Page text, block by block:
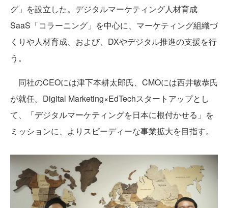
グ」を設立した。デジタルマーケティング人材育成
SaaS「コラーニング」を中心に、マーケティング組織づ
くりや人材育成、および、DXやデジタル推進の支援を行
う。
同社のCEOには津下本耕太郎氏、CMOには西井敏恭氏
が就任。Digital Marketing×EdTechスタートアップとし
て、「デジタルマーケティングを日本に根付かせる」を
ミッションに、よりスピーディーな事業拡大を目指す。